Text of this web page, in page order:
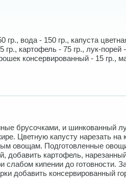
гр., вода - 150 гр., капуста
гр., картофель - 75 гр., лук-порей
консервированный - 15 гр.,
брусочками, и шинкованный
Цветную капусту нарезать на
овощам. Подготовленные
добавить картофель,
слабом кипении до готовности.
добавить консервированный